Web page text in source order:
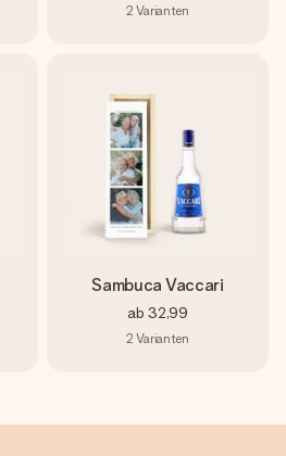
2 Varianten
Sambuca Vaccari
ab 32,99
2 Varianten